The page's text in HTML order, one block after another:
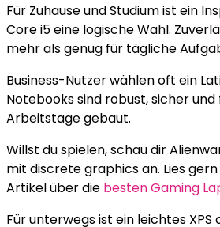
Für Zuhause und Studium ist ein
Core i5 eine logische Wahl.
mehr als genug für tägliche
Business-Nutzer wählen oft ein
Notebooks sind robust, sicher
Arbeitstage gebaut.
Willst du spielen, schau dir
mit discrete graphics an. Lies
Artikel über die besten Gaming
Für unterwegs ist ein leichtes XPS